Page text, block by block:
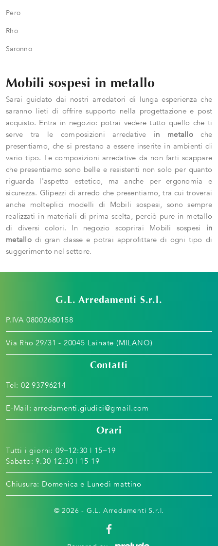
Pero
Rho
Saronno
Mobili sospesi in metallo
Sarai guidato dai nostri arredatori di lunga esperienza che
saranno lieti di offrire supporto nella progettazione e post
acquisto. Entra in negozio: potrai vedere tutto quello che ti
serve tra le composizioni arredative in metalloche
presentiamo, che si prestano a essere inserite in ambienti di
vario tipo. Le composizioni arredative da non farti scappare
che presentiamo sono belle e resistenti non solo per quanto
riguarda l'aspetto estetico, ma anche per ergonomia e
sicurezza. Glipezzi di arredo che presentiamo, tra cui troverai
anche molteplici modelli di Mobili sospesi, sono sempre
realizzati in materiali di prima scelta, perciò pure in metallo
di diversi colori. In negozio scoprirai Mobili sospesi in
metallodi gran classe e potrai approfittare di ogni tipo di
suggerimento nel settore.
G.L. Arredamenti S.r.l.
P.IVA 08002680158
Via Rho 29/31 - 20045 Lainate (MILANO)
Contatti
Tel: 02 93796214
E-Mail: arredamenti.giudici@gmail.com
Orari
Tutti i giorni: 09–12:30 | 15–19
Sabato: 9.30-12.30 | 15-19
Chiusura: Domenica e Lunedì mattino
© 2026 - G.L. Arredamenti S.r.l.